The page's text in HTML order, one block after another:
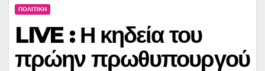
ΠΟΛΙΤΙΚΗ
LIVE : Η κηδεία του
πρώην πρωθυπουργού